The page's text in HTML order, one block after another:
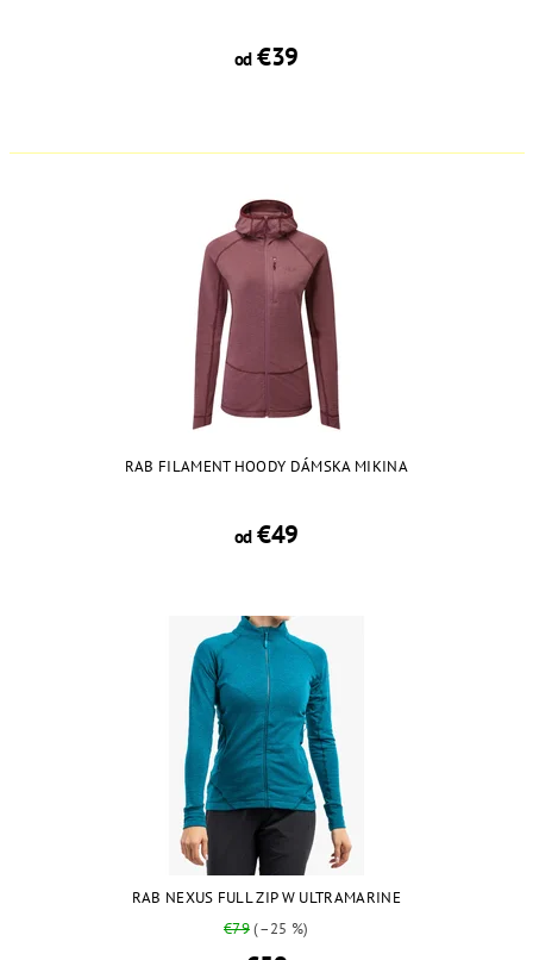
od€39
RAB FILAMENT HOODY DÁMSKA MIKINA
od€49
RAB NEXUS FULL ZIP W ULTRAMARINE
€79(–25 %)